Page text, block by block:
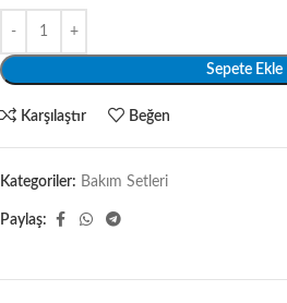
Sepete Ekle
Karşılaştır Beğen
Kategoriler: Bakım Setleri
Paylaş: